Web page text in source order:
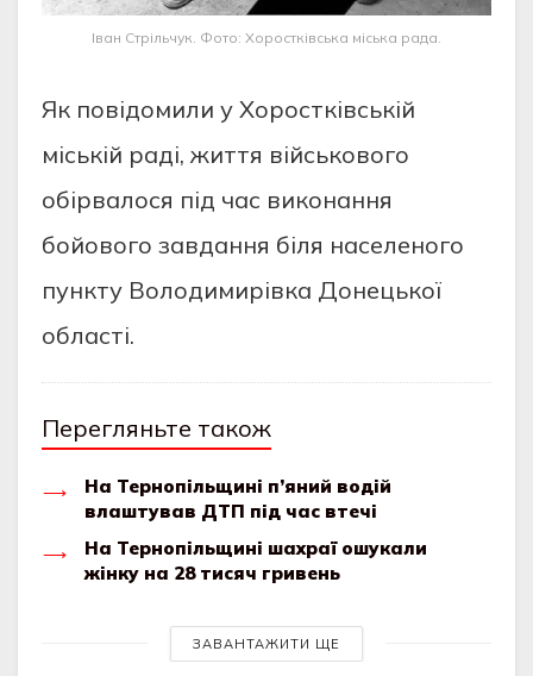
Іван Стрільчук. Фото: Хоростківська міська рада.
Як повідомили у Хоростківській
міській раді, життя військового
обірвалося під час виконання
бойового завдання біля населеного
пункту Володимирівка Донецької
області.
Перегляньте також
На Тернопільщині п’яний водій
влаштував ДТП під час втечі
На Тернопільщині шахраї ошукали
жінку на 28 тисяч гривень
ЗАВАНТАЖИТИ ЩЕ